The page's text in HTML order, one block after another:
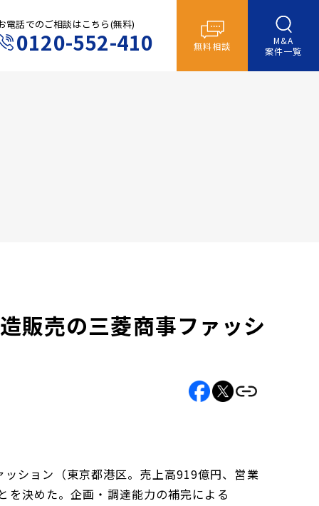
電話でのご相談はこちら(無料)
0120-552-410 無料相談
M&A
案件一覧
販売の三菱商事ファッシ
ション（東京都港区。売上高919億円、営業
決めた。企画・調達能力の補完による